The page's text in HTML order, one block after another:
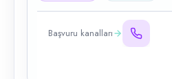
Başvuru kanalları